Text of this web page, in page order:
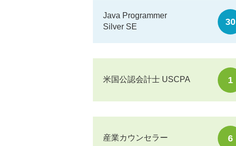
Java Programmer
Silver SE
30
米国公認会計士 USCPA 1
産業カウンセラー 6